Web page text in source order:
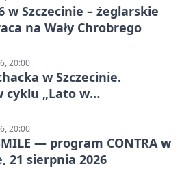
w Szczecinie – żeglarskie
na Wały Chrobrego
20:00
w Szczecinie.
cyklu „Lato w
20:00
— program CONTRA w
21 sierpnia 2026